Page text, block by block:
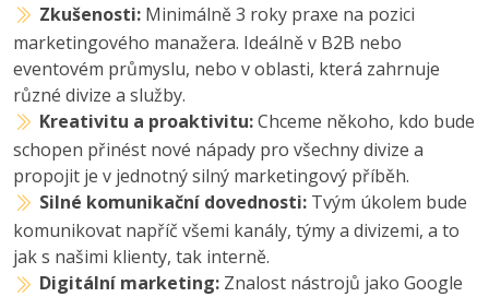
Zkušenosti: Minimálně 3 roky praxe na pozici
marketingového manažera. Ideálně v B2B nebo
eventovém průmyslu, nebo v oblasti, která zahrnuje
různé divize a služby.
Kreativitu a proaktivitu:Chceme někoho, kdo bude
schopen přinést nové nápady pro všechny divize a
propojit je v jednotný silný marketingový příběh.
Silné komunikační dovednosti: Tvým úkolem bude
komunikovat napříč všemi kanály, týmy a divizemi, a to
jak s našimi klienty, tak interně.
Digitální marketing: Znalost nástrojů jako Google